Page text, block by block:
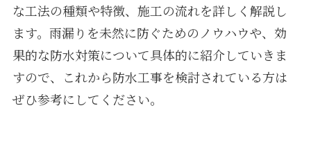
な工法の種類や特徴、施工の流れを詳しく解説し
ます。雨漏りを未然に防ぐためのノウハウや、効
果的な防水対策について具体的に紹介していきま
すので、これから防水工事を検討されている方は
ぜひ参考にしてください。